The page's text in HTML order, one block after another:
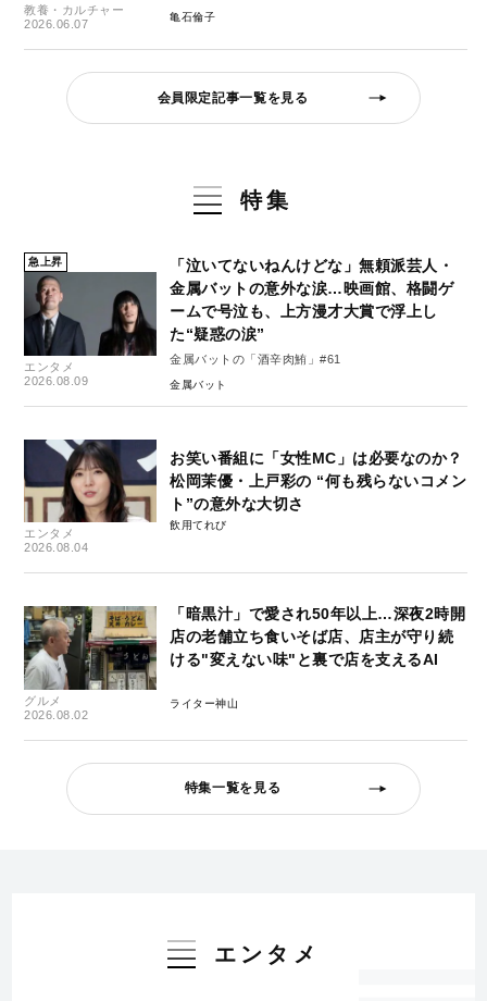
教養・カルチャー
2026.06.07
亀石倫子
会員限定記事一覧を見る
特集
急上昇
エンタメ
2026.08.09
「泣いてないねんけどな」無頼派芸人・
金属バットの意外な涙…映画館、格闘ゲ
ームで号泣も、上方漫才大賞で浮上し
た“疑惑の涙”
金属バットの「酒辛肉鮪」#61
金属バット
エンタメ
2026.08.04
お笑い番組に「女性MC」は必要なのか？
松岡茉優・上戸彩の “何も残らないコメン
ト”の意外な大切さ
飲用てれび
グルメ
2026.08.02
「暗黒汁」で愛され50年以上…深夜2時開
店の老舗立ち食いそば店、店主が守り続
ける"変えない味"と裏で店を支えるAI
ライター神山
特集一覧を見る
エンタメ